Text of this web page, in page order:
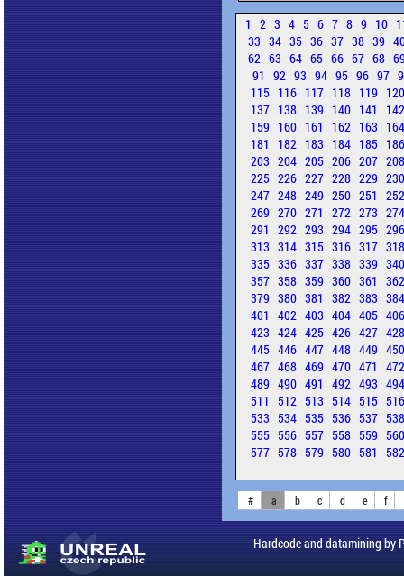
1 2 3 4 5 6 7 8 9 10
33 34 35 36 37 38 39
62 63 64 65 66 67 68
91 92 93 94 95 96 97
115 116 117 118 119
137 138 139 140 141
159 160 161 162 163
181
182 183 184 185
203 204 205 206 207
225 226 227 228 229
247 248 249 250 251
269 270 271 272 273
291 292 293 294 295
313 314 315 316 317
335 336 337 338 339
357 358 359 360 361
379 380 381 382 383
401 402 403 404 405
423 424 425 426 427
445 446 447 448 449
467 468 469 470 471
489 490 491 492 493
511 512 513 514 515
533 534 535 536 537
555 556 557 558 559
577 578 579 580 581
# a b c d e f
Hardcode and datamining by